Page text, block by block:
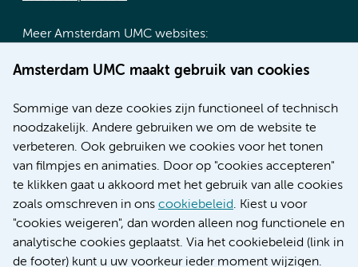
Amsterdam UMC maakt gebruik van cookies
Sommige van deze cookies zijn functioneel of technisch
noodzakelijk. Andere gebruiken we om de website te
verbeteren. Ook gebruiken we cookies voor het tonen
van filmpjes en animaties. Door op "cookies accepteren"
te klikken gaat u akkoord met het gebruik van alle cookies
zoals omschreven in ons cookiebeleid. Kiest u voor
"cookies weigeren", dan worden alleen nog functionele en
analytische cookies geplaatst. Via het cookiebeleid (link in
de footer) kunt u uw voorkeur ieder moment wijzigen.
Meer Amsterdam UMC websites:
Werken bij Amsterdam UMC
Nieuws
Research
Educatie locatie AMC
Educatie locatie VUmc
Verwijzen & diagnostiek